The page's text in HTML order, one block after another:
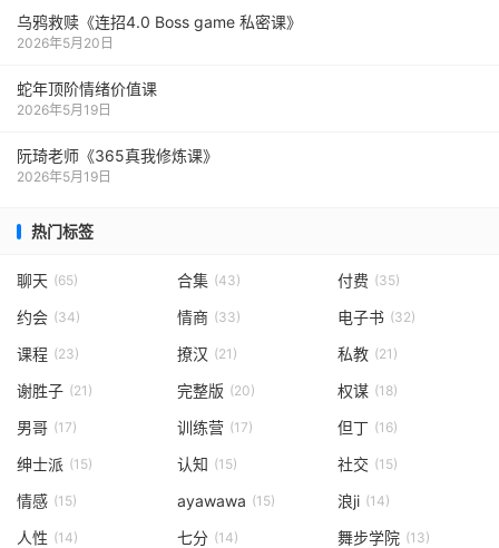
乌鸦救赎《连招4.0 Boss game 私密课》
2026年5月20日
蛇年顶阶情绪价值课
2026年5月19日
阮琦老师《365真我修炼课》
2026年5月19日
热门标签
聊天 (65) 合集 (43) 付费 (35)
约会 (34) 情商 (33) 电子书 (32)
课程 (23) 撩汉 (21) 私教 (21)
谢胜子 (21) 完整版 (20) 权谋 (18)
男哥 (17) 训练营 (17) 但丁 (16)
绅士派 (15) 认知 (15) 社交 (15)
情感 (15) ayawawa (15) 浪ji (14)
人性 (14) 七分 (14) 舞步学院 (13)